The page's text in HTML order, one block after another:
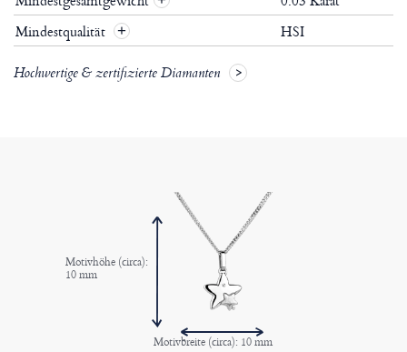
Mindestqualität
+ HSI
Hochwertige & zertifizierte Diamanten
Motivhöhe (circa):
10 mm
Motivbreite (circa): 10 mm